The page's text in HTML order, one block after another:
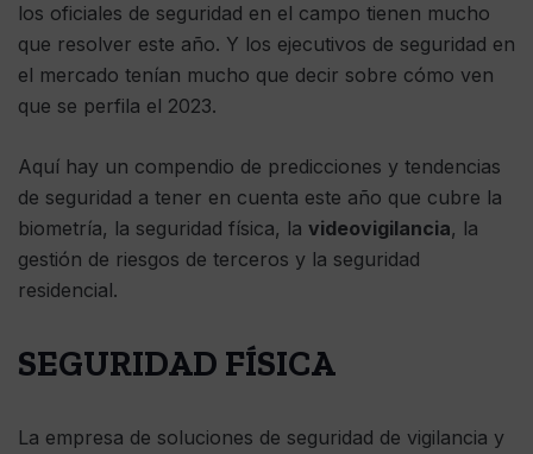
los oficiales de seguridad en el campo tienen mucho
que resolver este año. Y los ejecutivos de seguridad en
el mercado tenían mucho que decir sobre cómo ven
que se perfila el 2023.
Aquí hay un compendio de predicciones y tendencias
de seguridad a tener en cuenta este año que cubre la
biometría, la seguridad física, la videovigilancia, la
gestión de riesgos de terceros y la seguridad
residencial.
SEGURIDAD FÍSICA
La empresa de soluciones de seguridad de vigilancia y